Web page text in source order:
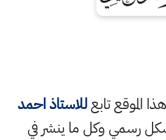
تابعللاستاذ احمد
وكل ما ينشر في